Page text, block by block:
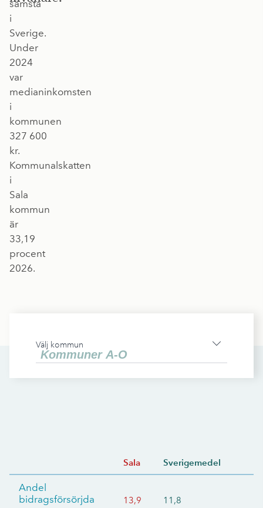
sämsta
i
Sverige.
Under
2024
var
medianinkomsten
i
kommunen
327 600
kr.
Kommunalskatten
i
Sala
kommun
är
33,19
procent
2026.
Välj kommun
Sala Sverigemedel
Andel
bidragsförsörjda
13,9 11,8